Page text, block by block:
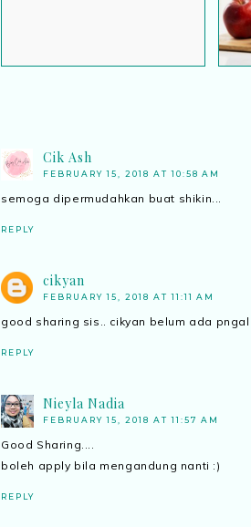
Cik Ash
FEBRUARY 15, 2018 AT 10:58 AM
semoga dipermudahkan buat shikin...
REPLY
cikyan
FEBRUARY 15, 2018 AT 11:11 AM
good sharing sis.. cikyan belum ada
REPLY
Nieyla Nadia
FEBRUARY 15, 2018 AT 11:57 AM
Good Sharing....
boleh apply bila mengandung nanti :)
REPLY